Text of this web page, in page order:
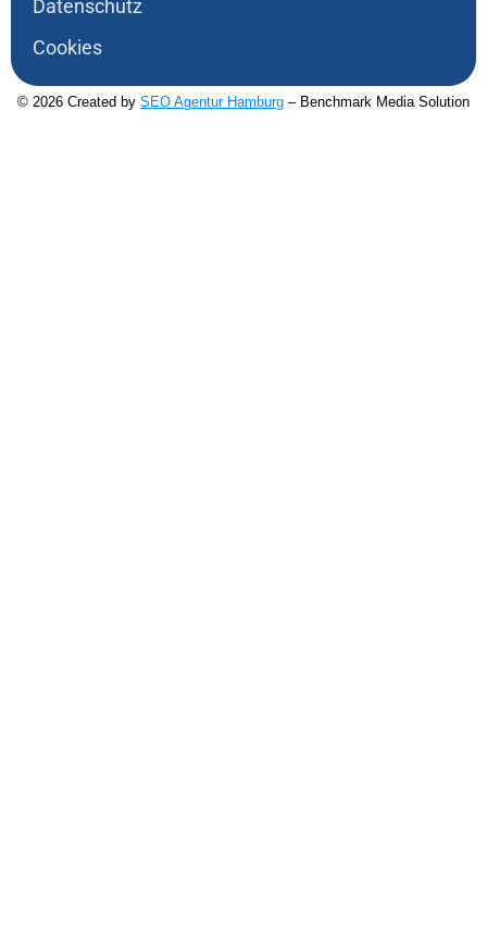
Datenschutz
Cookies
© 2026 Created by SEO Agentur Hamburg – Benchmark Media Solution